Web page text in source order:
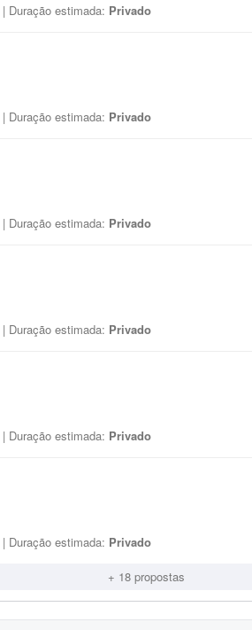
| Duração estimada: Privado
| Duração estimada: Privado
| Duração estimada: Privado
| Duração estimada: Privado
| Duração estimada: Privado
| Duração estimada: Privado
+ 18 propostas